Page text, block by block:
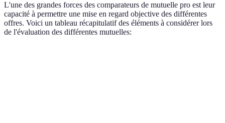
L'une des grandes forces des comparateurs de mutuelle pro est leur
capacité à permettre une mise en regard objective des différentes
offres. Voici un tableau récapitulatif des éléments à considérer lors
de l'évaluation des différentes mutuelles: